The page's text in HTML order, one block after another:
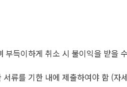
득이하게 취소 시 불이익을 받을
류를 기한 내에 제출하여야 함 (자